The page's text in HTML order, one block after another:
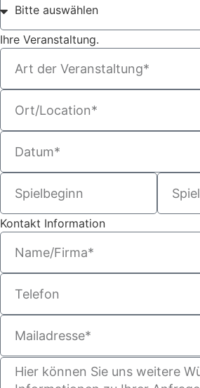
Ihre Veranstaltung.
Kontakt Information